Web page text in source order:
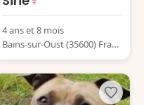
4 ans et 8 mois
Bains-sur-Oust (35600) Franc
e